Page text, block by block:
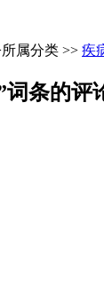
属分类 >> 疾
词条的评